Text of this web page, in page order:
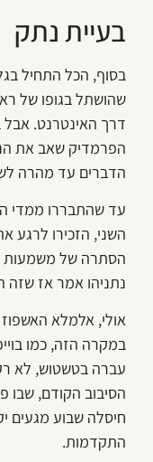
בעיית נתק
בסוף, הכל התחיל
שהושתל בגופו של
דרך האינטרנט. אבל
הפרמדיק שאב את
הדברים עד מהרה
עד שהתבררו ממדי
השני, הזכירו לרגע
הסתרה של משמעות
נתניהו אמר אז שזה
אולי, אלמלא
במקרה הזה, כמו
עברה בטשטוש, לא
הסיבוב הקודם, שבו
חיסלה שבוע מגעים
התקדמות.